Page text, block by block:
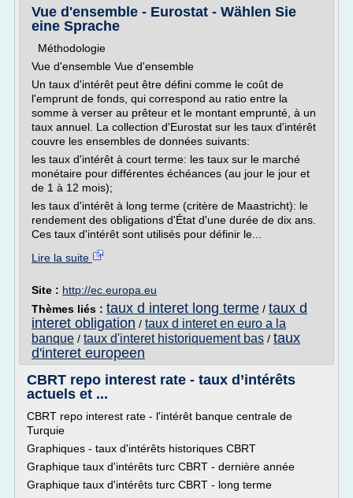
Vue d'ensemble - Eurostat - Wählen Sie
eine Sprache
Méthodologie
Vue d'ensemble Vue d'ensemble
Un taux d'intérêt peut être défini comme le coût de
l'emprunt de fonds, qui correspond au ratio entre la
somme à verser au prêteur et le montant emprunté, à un
taux annuel. La collection d'Eurostat sur les taux d'intérêt
couvre les ensembles de données suivants:
les taux d'intérêt à court terme: les taux sur le marché
monétaire pour différentes échéances (au jour le jour et
de 1 à 12 mois);
les taux d'intérêt à long terme (critère de Maastricht): le
rendement des obligations d'État d'une durée de dix ans.
Ces taux d'intérêt sont utilisés pour définir le...
Lire la suite
Site : http://ec.europa.eu
Thèmes liés : taux d interet long terme / taux d
interet obligation / taux d interet en euro a la
banque / taux d'interet historiquement bas / taux
d'interet europeen
CBRT repo interest rate - taux d’intérêts
actuels et ...
CBRT repo interest rate - l'intérêt banque centrale de
Turquie
Graphiques - taux d'intérêts historiques CBRT
Graphique taux d'intérêts turc CBRT - dernière année
Graphique taux d'intérêts turc CBRT - long terme